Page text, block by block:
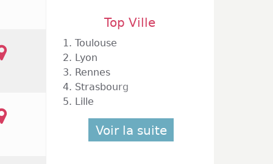
Top Ville
1. Toulouse
2. Lyon
3. Rennes
4. Strasbourg
5. Lille
Voir la suite